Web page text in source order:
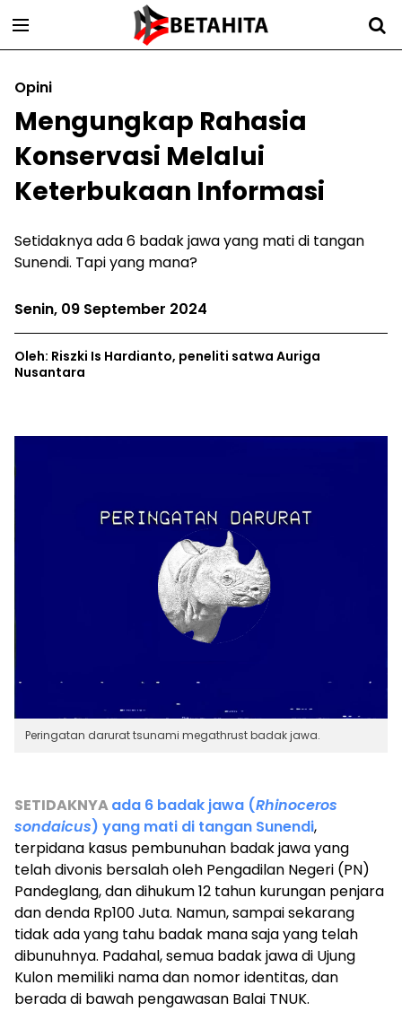
Opini
Mengungkap Rahasia
Konservasi Melalui
Keterbukaan Informasi
Setidaknya ada 6 badak jawa yang mati di tangan
Sunendi. Tapi yang mana?
Senin, 09 September 2024
Oleh: Riszki Is Hardianto, peneliti satwa Auriga
Nusantara
Peringatan darurat tsunami megathrust badak jawa.
SETIDAKNYAada 6 badak jawa (Rhinoceros
sondaicus) yang mati di tangan Sunendi,
terpidana kasus pembunuhan badak jawa yang
telah divonis bersalah oleh Pengadilan Negeri (PN)
Pandeglang, dan dihukum 12 tahun kurungan penjara
dan denda Rp100 Juta. Namun, sampai sekarang
tidak ada yang tahu badak mana saja yang telah
dibunuhnya. Padahal, semua badak jawa di Ujung
Kulon memiliki nama dan nomor identitas, dan
berada di bawah pengawasan Balai TNUK.